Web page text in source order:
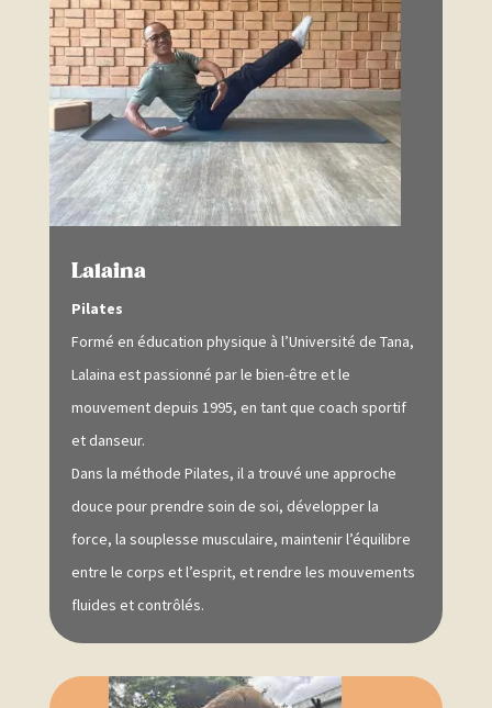
Lalaina
Pilates
Formé en éducation physique à l’Université de Tana,
Lalaina est passionné par le bien-être et le
mouvement depuis 1995, en tant que coach sportif
et danseur.
Dans la méthode Pilates, il a trouvé une approche
douce pour prendre soin de soi, développer la
force, la souplesse musculaire, maintenir l’équilibre
entre le corps et l’esprit, et rendre les mouvements
fluides et contrôlés.